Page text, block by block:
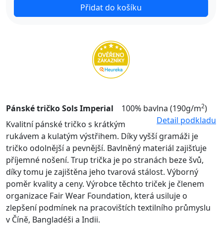
Přidat do košíku
Pánské tričko Sols Imperial 100% bavlna (190g/m2)
Detail podkladu
Kvalitní pánské tričko s krátkým
rukávem a kulatým výstřihem. Díky vyšší gramáži je
tričko odolnější a pevnější. Bavlněný materiál zajišťuje
příjemné nošení. Trup trička je po stranách beze švů,
díky tomu je zajištěna jeho tvarová stálost. Výborný
poměr kvality a ceny. Výrobce těchto triček je členem
organizace Fair Wear Foundation, která usiluje o
zlepšení podmínek na pracovištích textilního průmyslu
v Číně, Bangladéši a Indii.